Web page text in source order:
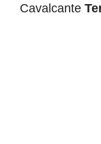
Cavalcante